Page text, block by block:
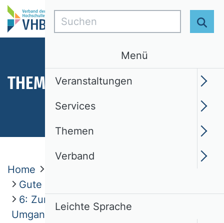
THEMEN
Home
Gute fachliche Praktiken
6: Zurückziehung von Artikeln und
Umgang mit Irrtümern
Suchen
Menü
Veranstaltungen
Services
Themen
Verband
Leichte Sprache